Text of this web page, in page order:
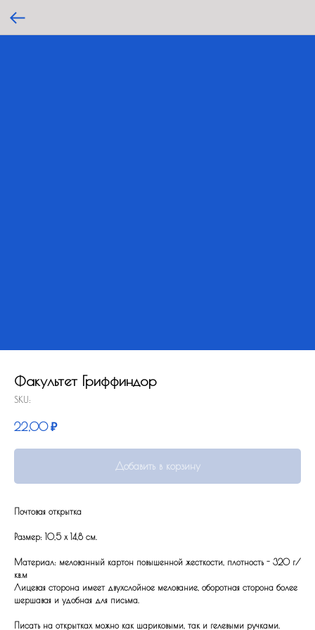
Факультет Гриффиндор
SKU:
22,00 ₽
Добавить в корзину
Почтовая открытка
Размер: 10,5 x 14,8 см.
Материал: мелованный картон повышенной жесткости, плотность - 320 г/
кв.м
Лицевая сторона имеет двухслойное мелование, оборотная сторона более
шершавая и удобная для письма.
Писать на открытках можно как шариковыми, так и гелевыми ручками.